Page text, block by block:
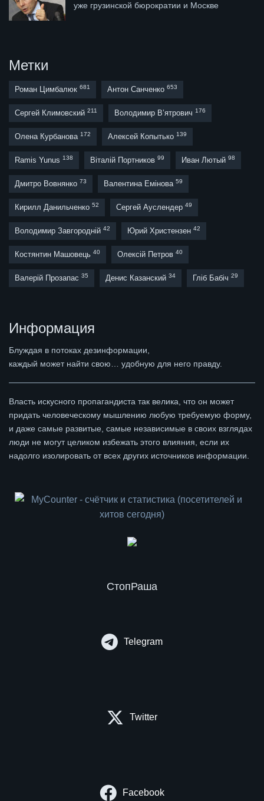
уже грузинской бюрократии и Москве
Метки
Роман Цимбалюк 681 Антон Санченко 653
Сергей Климовский 211 Володимир В’ятрович 176
Олена Курбанова 172 Алексей Копытько 139
Ramis Yunus 138 Віталій Портников 99 Иван Лютый 98
Дмитро Вовнянко 73 Валентина Емінова 59
Кирилл Данильченко 52 Сергей Ауслендер 49
Володимир Завгородній 42 Юрий Христензен 42
Костянтин Машовець 40 Олексій Петров 40
Валерій Прозапас 35 Денис Казанский 34 Гліб Бабіч 29
Информация
Блуждая в потоках дезинформации,
каждый может найти свою… удобную для него правду.
Власть искусного пропагандиста так велика, что он может
придать человеческому мышлению любую требуемую форму,
и даже самые развитые, самые независимые в своих взглядах
люди не могут целиком избежать этого влияния, если их
надолго изолировать от всех других источников информации.
СтопРаша
Telegram
Twitter
Facebook